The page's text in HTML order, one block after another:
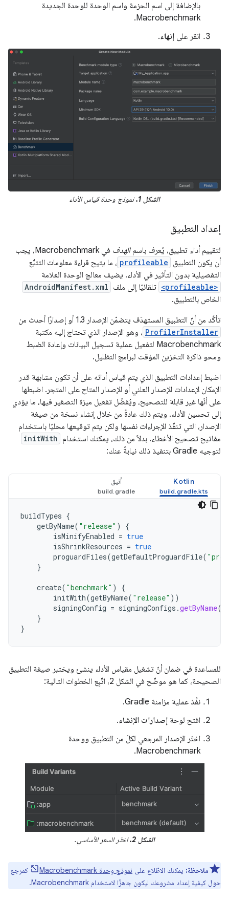
بالإضافة إلى اسم الحزمة واسم الوحدة للوحدة الجديدة
Macrobenchmark.
انقر على إنهاء.
الشكل 1. نموذج وحدة قياس الأداء
إعداد التطبيق
لتقييم أداء تطبيق، يُعرف باسمالهدف
في Macrobenchmark، يجب
أن يكون التطبيق profileable ، ما يتيح قراءة معلومات التتبُّع
التفصيلية بدون التأثير في الأداء. يضيف معالج الوحدة العلامة
<profileable> تلقائيًا إلى ملف AndroidManifest.xml
الخاص بالتطبيق.
تأكَّد من أنّ التطبيق المستهدَف يتضمّن الإصدار 1.3 أو إصدارًا أحدث من
ProfilerInstaller ، وهو الإصدار الذي تحتاج إليه مكتبة
Macrobenchmark لتفعيل عملية تسجيل البيانات وإعادة الضبط
ومحو ذاكرة التخزين المؤقت لبرامج التظليل.
اضبط إعدادات التطبيق الذي يتم قياس أدائه على أن تكون مشابهة قدر
الإمكان لإعدادات الإصدار العلني أو الإصدار المتاح على المتجر. اضبطها
على أنّها غير قابلة للتصحيح، ويُفضّل تفعيل ميزة التصغير فيها، ما يؤدي
إلى تحسين الأداء. ويتم ذلك عادةً من خلال إنشاء نسخة من صيغة
الإصدار، التي تنفّذ الإجراءات نفسها ولكن يتم توقيعها محليًا باستخدام
مفاتيح تصحيح الأخطاء. بدلاً من ذلك، يمكنك استخدام initWith
لتوجيه Gradle بتنفيذ ذلك نيابةً عنك:
Kotlin أنيق
buildTypes {
getByName( "release" )
{
isMinifyEnabled = true
isShrinkResources = true
proguardFiles(getDefaultProguardFile(
}
create( "benchmark" )
{
initWith(getByName( "release" ))
signingConfig = signingConfigs .getByName(
}
}
للمساعدة في ضمان أنّ تشغيل مقياس الأداء ينشئ ويختبر صيغة التطبيق
الصحيحة، كما هو موضّح في الشكل 2، اتّبِع الخطوات التالية:
نفِّذ عملية مزامنة Gradle.
افتح لوحة إصدارات الإنشاء.
اختَر الإصدار المرجعي لكلّ من التطبيق ووحدة
Macrobenchmark.
الشكل 2. اختَر السعر الأساسي.
ملاحظة: يمكنك الاطّلاع على نموذج وحدة Macrobenchmark
كمرجع
حول كيفية إعداد مشروعك ليكون جاهزًا لاستخدام Macrobenchmark.